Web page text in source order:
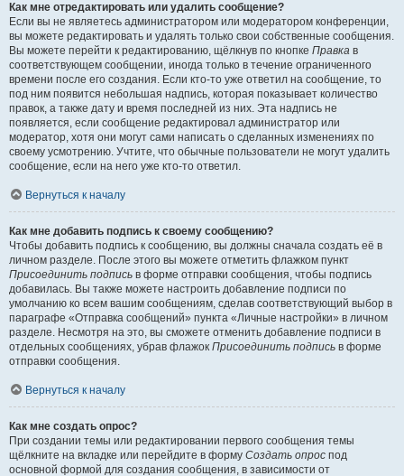
Как мне отредактировать или удалить сообщение?
Если вы не являетесь администратором или модератором конференции,
вы можете редактировать и удалять только свои собственные сообщения.
Вы можете перейти к редактированию, щёлкнув по кнопке Правка в
соответствующем сообщении, иногда только в течение ограниченного
времени после его создания. Если кто-то уже ответил на сообщение, то
под ним появится небольшая надпись, которая показывает количество
правок, а также дату и время последней из них. Эта надпись не
появляется, если сообщение редактировал администратор или
модератор, хотя они могут сами написать о сделанных изменениях по
своему усмотрению. Учтите, что обычные пользователи не могут удалить
сообщение, если на него уже кто-то ответил.
Вернуться к началу
Как мне добавить подпись к своему сообщению?
Чтобы добавить подпись к сообщению, вы должны сначала создать её в
личном разделе. После этого вы можете отметить флажком пункт
Присоединить подпись в форме отправки сообщения, чтобы подпись
добавилась. Вы также можете настроить добавление подписи по
умолчанию ко всем вашим сообщениям, сделав соответствующий выбор в
параграфе «Отправка сообщений» пункта «Личные настройки» в личном
разделе. Несмотря на это, вы сможете отменить добавление подписи в
отдельных сообщениях, убрав флажок Присоединить подпись в форме
отправки сообщения.
Вернуться к началу
Как мне создать опрос?
При создании темы или редактировании первого сообщения темы
щёлкните на вкладке или перейдите в форму Создать опрос под
основной формой для создания сообщения, в зависимости от